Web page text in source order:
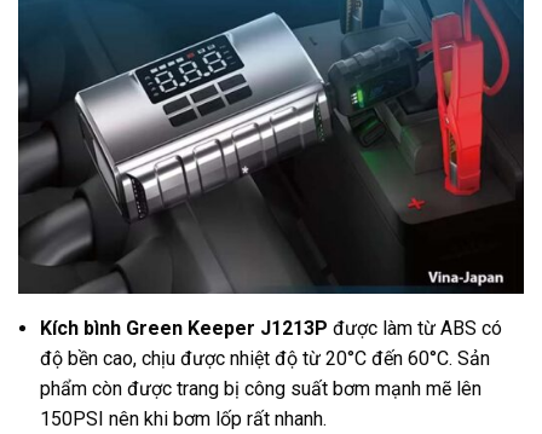
Kích bình Green Keeper J1213P được làm từ ABS có
độ bền cao, chịu được nhiệt độ từ 20°C đến 60°C. Sản
phẩm còn được trang bị công suất bơm mạnh mẽ lên
150PSI nên khi bơm lốp rất nhanh.